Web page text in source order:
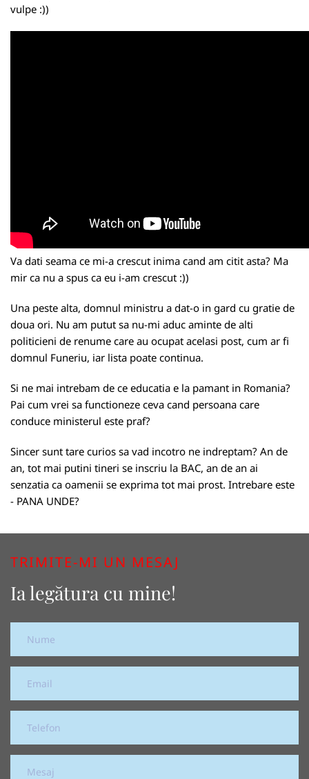
vulpe :))
Va dati seama ce mi-a crescut inima cand am citit asta? Ma
mir ca nu a spus ca eu i-am crescut :))
Una peste alta, domnul ministru a dat-o in gard cu gratie de
doua ori. Nu am putut sa nu-mi aduc aminte de alti
politicieni de renume care au ocupat acelasi post, cum ar fi
domnul Funeriu, iar lista poate continua.
Si ne mai intrebam de ce educatia e la pamant in Romania?
Pai cum vrei sa functioneze ceva cand persoana care
conduce ministerul este praf?
Sincer sunt tare curios sa vad incotro ne indreptam? An de
an, tot mai putini tineri se inscriu la BAC, an de an ai
senzatia ca oamenii se exprima tot mai prost. Intrebare este
- PANA UNDE?
TRIMITE-MI UN MESAJ
Ia legătura cu mine!